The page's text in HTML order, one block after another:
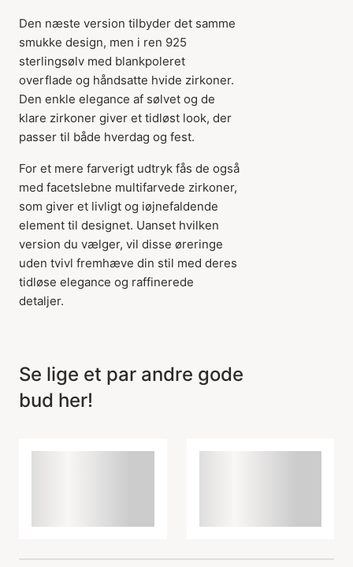
Varen er tilføjet til
kurven
Den næste version tilbyder det samme
smukke design, men i ren 925
sterlingsølv med blankpoleret
overflade og håndsatte hvide zirkoner.
Den enkle elegance af sølvet og de
klare zirkoner giver et tidløst look, der
passer til både hverdag og fest.
For et mere farverigt udtryk fås de også
med facetslebne multifarvede zirkoner,
som giver et livligt og iøjnefaldende
element til designet. Uanset hvilken
version du vælger, vil disse øreringe
uden tvivl fremhæve din stil med deres
tidløse elegance og raffinerede
detaljer.
Se lige et par andre gode
bud her!